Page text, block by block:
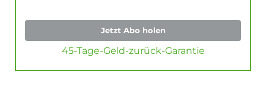
Jetzt Abo holen
45-Tage-Geld-zurück-Garantie